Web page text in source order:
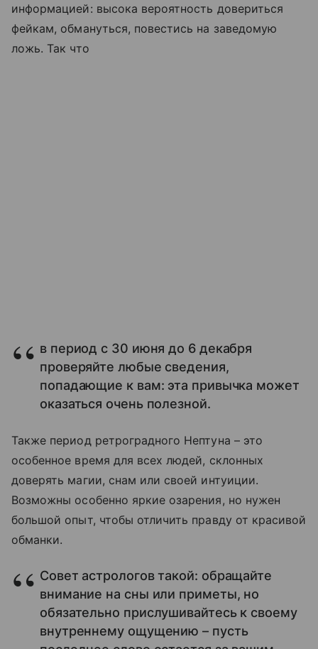
информацией: высока вероятность довериться
фейкам, обмануться, повестись на заведомую
ложь. Так что
в период с 30 июня до 6 декабря
проверяйте любые сведения,
попадающие к вам: эта привычка может
оказаться очень полезной.
Также период ретроградного Нептуна – это
особенное время для всех людей, склонных
доверять магии, снам или своей интуиции.
Возможны особенно яркие озарения, но нужен
большой опыт, чтобы отличить правду от красивой
обманки.
Совет астрологов такой: обращайте
внимание на сны или приметы, но
обязательно прислушивайтесь к своему
внутреннему ощущению – пусть